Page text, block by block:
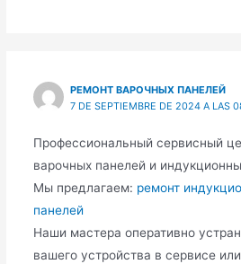
РЕМОНТ ВАРОЧНЫХ ПАНЕЛЕЙ
7 DE SEPTIEMBRE DE 2024 A LAS
Профессиональный сервисный
варочных панелей и
Мы предлагаем: ремонт
панелей
Наши мастера оперативно
вашего устройства в сервисе